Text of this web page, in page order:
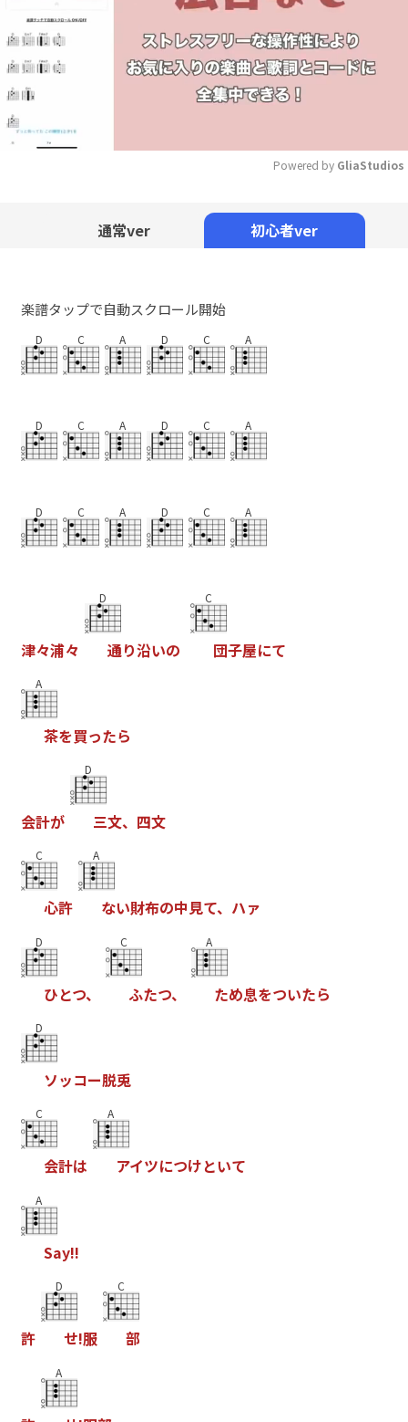
Powered by GliaStudios
通常ver 初心者ver
楽譜タップで自動スクロール開始
D C A D C A
D C A D C A
D C A D C A
津々浦々
D
通り沿いの
C
団子屋にて
A
茶を買ったら
会計が
D
三文、 四文
C
心許
A
ない財布の中見て、 ハァ
D
ひとつ、
C
ふたつ、
A
ため息をついたら
D
ソッコー脱兎
C
会計は
A
アイツにつけといて
A
Say!!
許
D
せ!服
C
部
A